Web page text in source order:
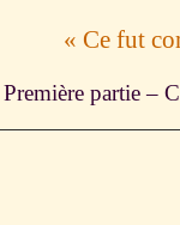
« Ce fut
Première partie –